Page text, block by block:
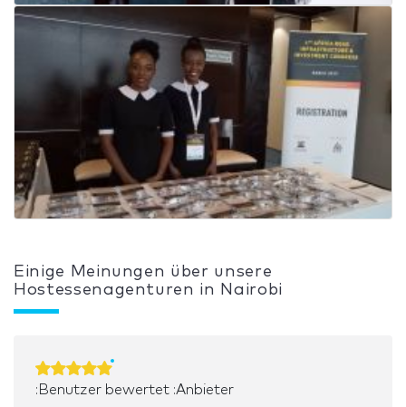
Einige Meinungen über unsere
Hostessenagenturen in Nairobi
:Benutzer bewertet :Anbieter